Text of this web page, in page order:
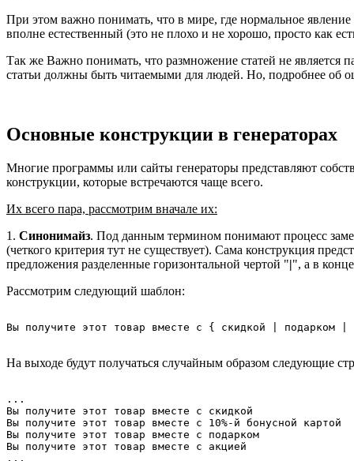
При этом важно понимать, что в мире, где нормальное явление
вполне естественный (это не плохо и не хорошо, просто как
Так же Важно понимать, что размножение статей не является
статьи должны быть читаемыми для людей. Но, подробнее об
Основные конструкции в генераторах
Многие программы или сайты генераторы представляют
конструкции, которые встречаются чаще всего.
Их всего пара, рассмотрим вначале их:
1. Синонимайз. Под данным термином понимают процесс
(четкого критерия тут не существует). Сама конструкция
предложения разделенные горизонтальной чертой "|", а в
Рассмотрим следующий шаблон:
На выходе будут получаться случайным образом следующие
...
Вы получите этот товар вместе с скидкой
Вы получите этот товар вместе с 10%-й бонусной картой
Вы получите этот товар вместе с подарком
Вы получите этот товар вместе с акцией